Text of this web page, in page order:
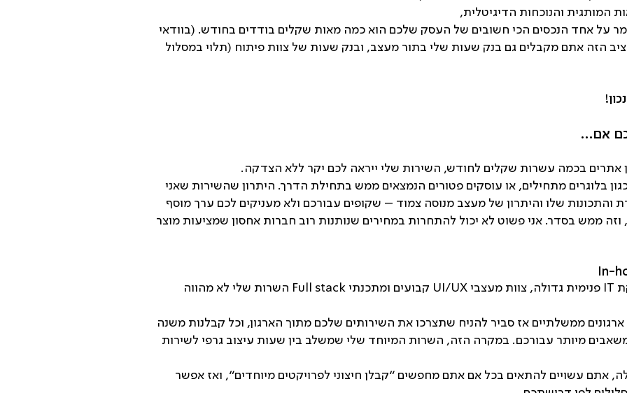
המותגית והנוכחות הדיגיטלית,
על אחד הנכסים הכי חשובים של העסק שלכם הוא כמה מאות שקלים בודדים בחודש. (בוודאי
הזה אתם מקבלים גם בנק שעות שלי בתור מעצב, ובנק שעות של צוות פיתוח (תלוי במסלול
אתרים בכמה עשרות שקלים לחודש, השירות שלי ייראה לכם יקר ללא הצדקה.
בלוגרים מתחילים, או עוסקים פטורים הנמצאים ממש בתחילת הדרך. היתרון שהשירות שאני
והתכונות שלו והיתרון של מעצב מנוסה צמוד – שקופים עבורכם ולא מעניקים לכם ערך מוסף
ממש בסדר. אני פשוט לא יכול להתחרות במחירים שנותנות רוב חברות אחסון שמציעות מוצר
עבור חברות ענק שיש להן מחלקת IT פנימית גדולה, צוות מעצבי UI/UX קבועים ומתכנתי Full stack השרות שלי לא מהווה
ממשלתיים אז סביר להניח שתצרכו את השירותים שלכם מתוך הארגון, וכל קבלנות משנה
מיותר עבורכם. במקרה הזה, השרות המיוחד שלי שמשלב בין שעות עיצוב גרפי לשירות
אתם עשויים להתאים בכל אם אתם מחפשים "קבלן חיצוני לפרויקטים מיוחדים״, ואז אפשר